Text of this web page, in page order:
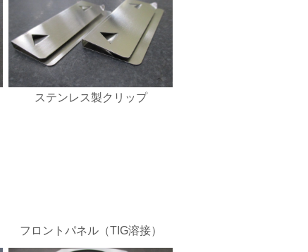
ステンレス製クリップ
フロントパネル（TIG溶接）